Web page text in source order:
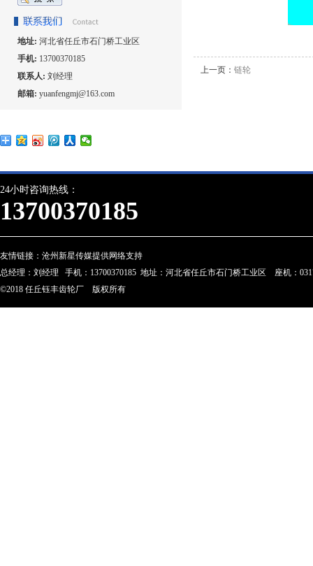
地址: 河北省任丘市石门桥工业区
手机: 13700370185
联系人: 刘经理
邮箱: yuanfengmj@163.com
上一页： 链轮
24小时咨询热线：
13700370185
友情链接： 沧州新星传媒提供网络支持
总经理：刘经理 手机：13700370185 地址：河北省任丘市石门桥工业区 座机：
©2018 任丘钰丰齿轮厂 版权所有